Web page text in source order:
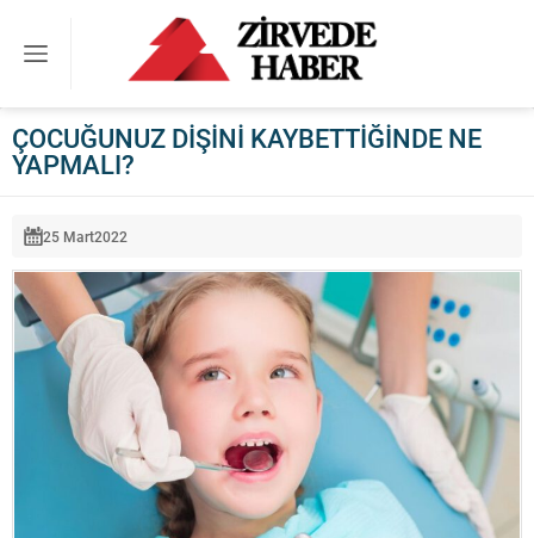
ÇOCUĞUNUZ DİŞİNİ KAYBETTİĞİNDE NE
YAPMALI?
25 Mart2022